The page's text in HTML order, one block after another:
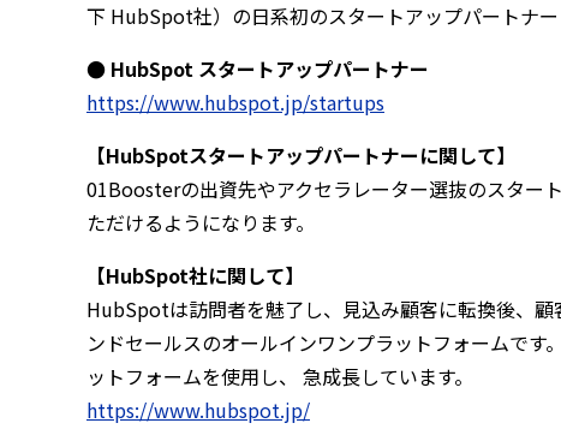
下 HubSpot社）の日系初のスタートアップパートナー
● HubSpot スタートアップパートナー
https://www.hubspot.jp/startups
【HubSpotスタートアップパートナーに関して】
01Boosterの出資先やアクセラレーター選抜のスター
ただけるようになります。
【HubSpot社に関して】
HubSpotは訪問者を魅了し、見込み顧客に転換後、
ンドセールスのオールインワンプラットフォームで
ットフォームを使用し、 急成長しています。
https://www.hubspot.jp/